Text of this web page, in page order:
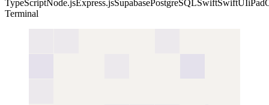
TypeScriptNode.jsExpress.jsSupabasePostgreSQLSwiftSwiftUI
Terminal